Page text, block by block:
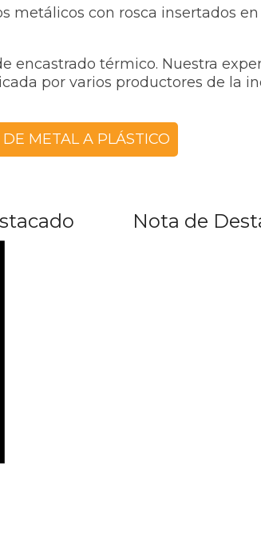
metálicos con rosca insertados
encastrado térmico. Nuestra
por varios productores de la
METAL A PLÁSTICO
Nota de